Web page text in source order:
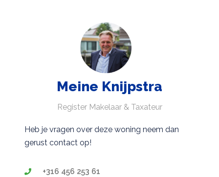
Meine Knijpstra
Register Makelaar & Taxateur
Heb je vragen over deze woning neem dan
gerust contact op!
+316 456 253 61